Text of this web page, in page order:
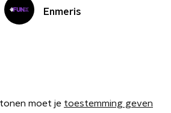
Enmeris
moet je toestemming geven